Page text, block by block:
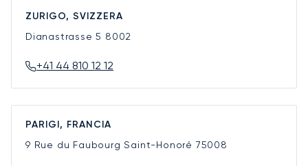
ZURIGO, SVIZZERA
Dianastrasse 5 8002
+41 44 810 12 12
PARIGI, FRANCIA
9 Rue du Faubourg Saint-Honoré 75008